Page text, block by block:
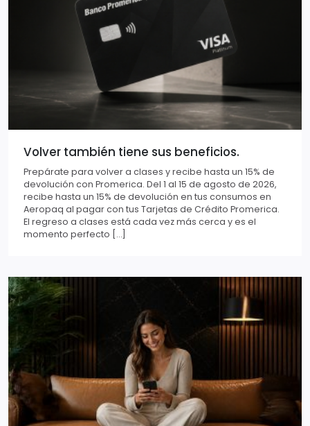
Volver también tiene sus beneficios.
Prepárate para volver a clases y recibe hasta un 15% de
devolución con Promerica. Del 1 al 15 de agosto de 2026,
recibe hasta un 15% de devolución en tus consumos en
Aeropaq al pagar con tus Tarjetas de Crédito Promerica.
El regreso a clases está cada vez más cerca y es el
momento perfecto […]